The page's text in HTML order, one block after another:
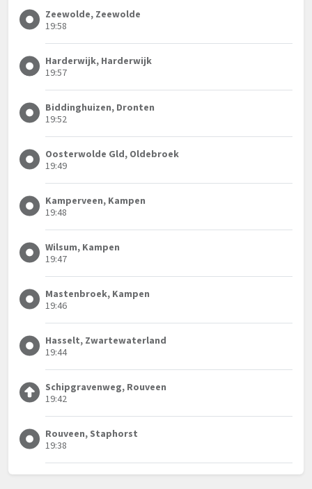
Zeewolde, Zeewolde
19:58
Harderwijk, Harderwijk
19:57
Biddinghuizen, Dronten
19:52
Oosterwolde Gld, Oldebroek
19:49
Kamperveen, Kampen
19:48
Wilsum, Kampen
19:47
Mastenbroek, Kampen
19:46
Hasselt, Zwartewaterland
19:44
Schipgravenweg, Rouveen
19:42
Rouveen, Staphorst
19:38